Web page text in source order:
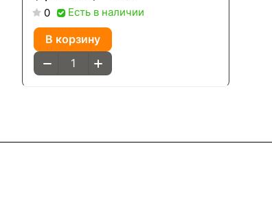
0 Есть в наличии
В корзину